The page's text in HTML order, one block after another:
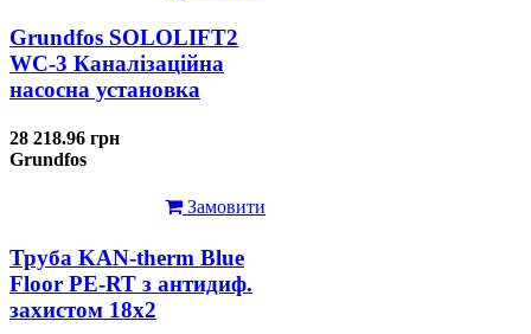
Grundfos SOLOLIFT2
WC-3 Каналізаційна
насосна установка
28 218.96 грн
Grundfos
Замовити
Труба KAN-therm Blue
Floor PE-RT з антидиф.
захистом 18х2